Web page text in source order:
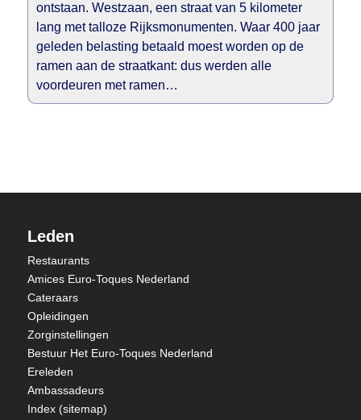
ontstaan. Westzaan, een straat van 5 kilometer
lang met talloze Rijksmonumenten. Waar 400 jaar
geleden belasting betaald moest worden op de
ramen aan de straatkant: dus werden alle
voordeuren met ramen…
Leden
Restaurants
Amices Euro-Toques Nederland
Cateraars
Opleidingen
Zorginstellingen
Bestuur Het Euro-Toques Nederland
Ereleden
Ambassadeurs
Index (sitemap)